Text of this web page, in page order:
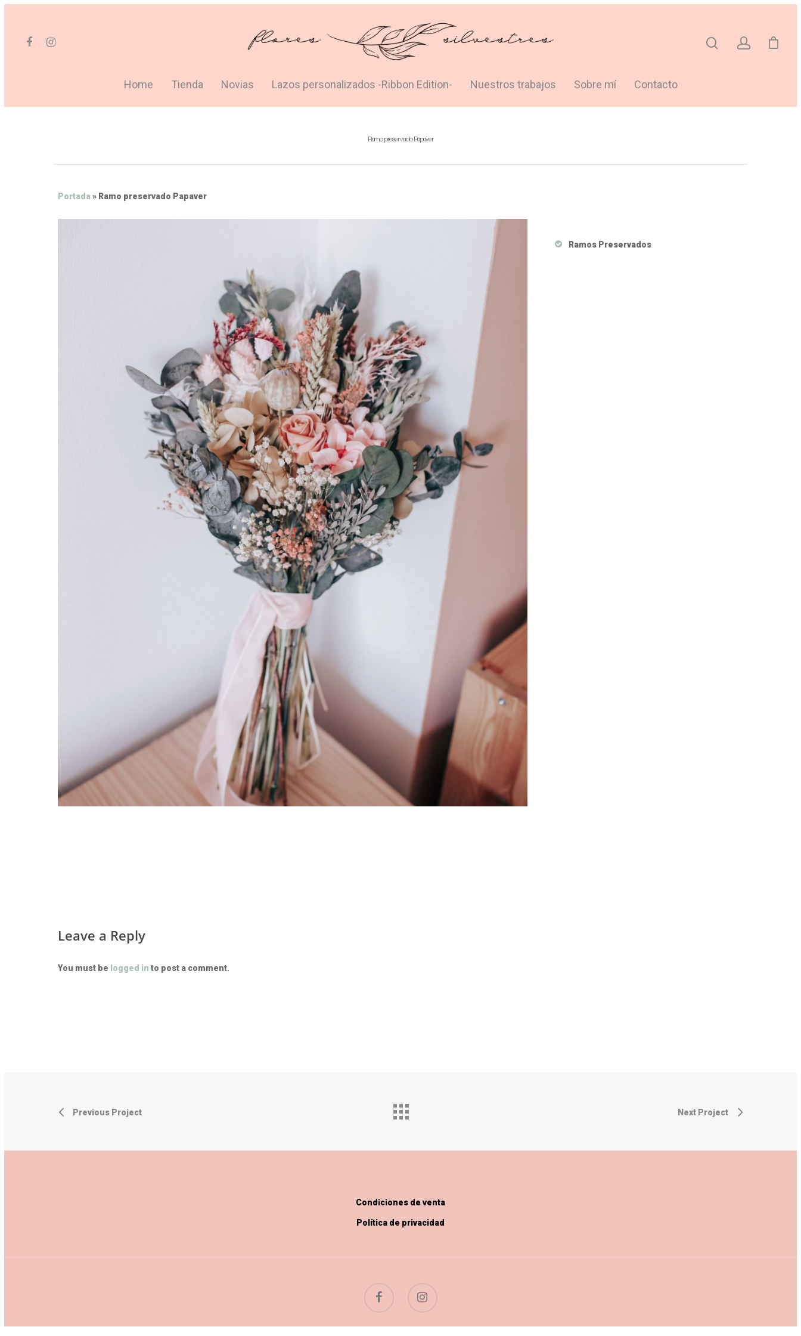
Home Tienda Novias Lazos personalizados -Ribbon Edition- Nuestros trabajos Sobre mí Contacto
Ramo preservado Papaver
Portada» Ramo preservado Papaver
Ramos Preservados
Leave a Reply
You must be logged in to post a comment.
Previous Project Next Project
Condiciones de venta
Política de privacidad